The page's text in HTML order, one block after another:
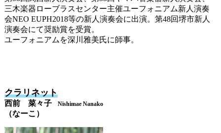
三木楽器ローブラスセンター主催ユーフォニアム新人演奏
会NEO EUPH2018等の新人演奏会に出演。第48回堺市新人
演奏会にて奨励賞を受賞。
ユーフォニアムを深川雅美氏に師事。
クラリネット
西前 菜々子 Nishimae Nanako
（なーこ）